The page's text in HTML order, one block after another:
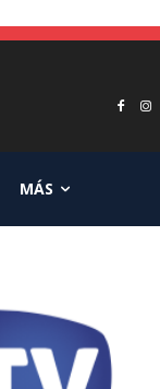
MÁS